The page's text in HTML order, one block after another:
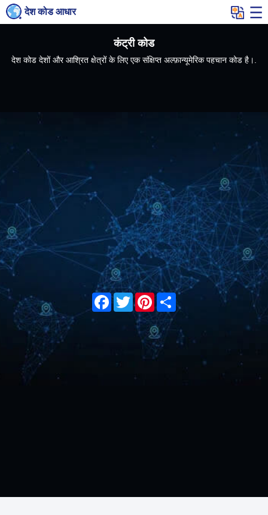
देश कोड आधार
कंट्री कोड
देश कोड देशों और आश्रित क्षेत्रों के लिए एक संक्षिप्त अल्फ़ान्यूमेरिक पहचान कोड है।.
Facebook
TwitterPinterest
Share